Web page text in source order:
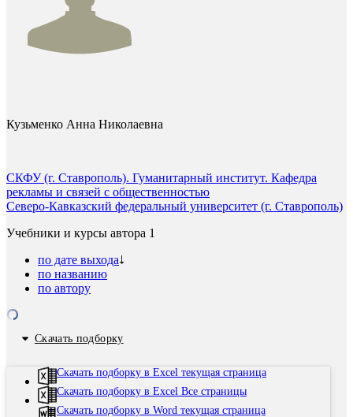
Кузьменко Анна Николаевна
СКФУ (г. Ставрополь). Гуманитарный институт. Кафедра
рекламы и связей с общественностью
Северо-Кавказский федеральный университет (г. Ставрополь)
Учебники и курсы автора 1
по дате выхода
по названию
по автору
Скачать подборку
Скачать подборку в Excel текущая страница
Скачать подборку в Excel Все страницы
Скачать подборку в Word текущая страница